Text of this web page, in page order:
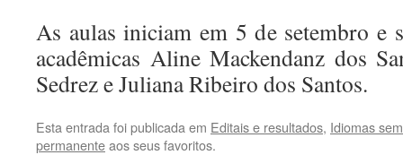
As aulas iniciam em 5 de setembro e
acadêmicas Aline Mackendanz dos
Sedrez e Juliana Ribeiro dos Santos.
Esta entrada foi publicada em Editais e resultados, Idiomas
permanenteaos seus favoritos.